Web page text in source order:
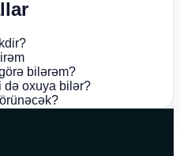
bilərəm?
də oxuya bilər?